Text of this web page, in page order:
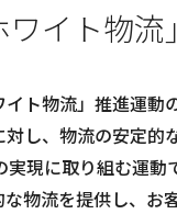
ワイト物
ト物流」推進運動
し、物流の安定
現に取り組む運動
物流を提供し、